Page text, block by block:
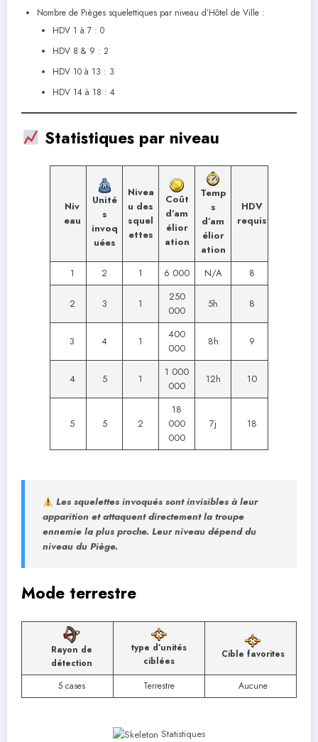
Nombre de Pièges squelettiques par niveau d’Hôtel de Ville :
HDV 1 à 7 : 0
HDV 8 & 9 : 2
HDV 10 à 13 : 3
HDV 14 à 18 : 4
Statistiques par niveau
Niv
eau
Unité
s
invoq
uées
Nivea
u des
squel
ettes
Coût
d’am
élior
ation
Temp
s
d’am
élior
ation
HDV
requis
1 2 1 6 000 N/A 8
2 3 1
250
000
5h 8
3 4 1
400
000
8h 9
4 5 1
1 000
000
12h 10
5 5 2
18
000
000
7j 18
Les squelettes invoqués sont invisibles à leur
apparition et attaquent directement la troupe
ennemie la plus proche. Leur niveau dépend du
niveau du Piège.
Mode terrestre
Rayon de
détection
type d’unités
ciblées
Cible favorites
5 cases Terrestre Aucune
Statistiques